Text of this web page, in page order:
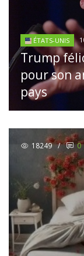
ÉTATS-UNIS
Trump
pour son
pays
18249 / 0